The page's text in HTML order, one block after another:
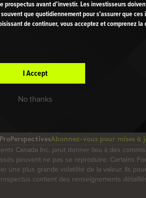
prospectus avant d’investir. Les investisseurs
que quotidiennement pour s'assurer que
de continuer, vous acceptez et comprenez
I Accept
No thanks
PerspectivesAbonnez-vous pour mises à
Canada Inc. peut donner lieu à des
peuvent ne pas se reproduire. Certains
une plus grande volatilité de la valeur. Ils
contient des renseignements